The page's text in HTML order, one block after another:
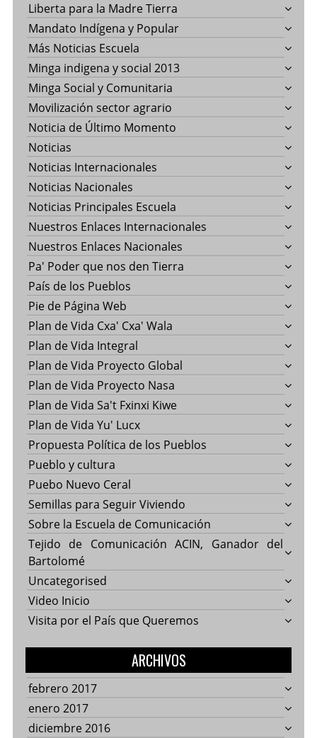
Liberta para la Madre Tierra
Mandato Indígena y Popular
Más Noticias Escuela
Minga indigena y social 2013
Minga Social y Comunitaria
Movilización sector agrario
Noticia de Último Momento
Noticias
Noticias Internacionales
Noticias Nacionales
Noticias Principales Escuela
Nuestros Enlaces Internacionales
Nuestros Enlaces Nacionales
Pa' Poder que nos den Tierra
País de los Pueblos
Pie de Página Web
Plan de Vida Cxa' Cxa' Wala
Plan de Vida Integral
Plan de Vida Proyecto Global
Plan de Vida Proyecto Nasa
Plan de Vida Sa't Fxinxi Kiwe
Plan de Vida Yu' Lucx
Propuesta Política de los Pueblos
Pueblo y cultura
Puebo Nuevo Ceral
Semillas para Seguir Viviendo
Sobre la Escuela de Comunicación
Tejido de Comunicación ACIN, Ganador del
Bartolomé
Uncategorised
Video Inicio
Visita por el País que Queremos
ARCHIVOS
febrero 2017
enero 2017
diciembre 2016